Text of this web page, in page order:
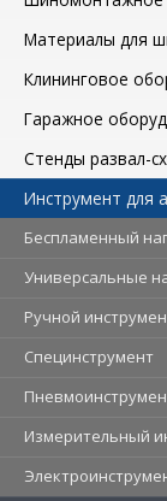
Материалы для
Клининговое
Гаражное
Стенды развал-
Инструмент для
Беспламенный
Универсальные
Ручной
Специнструмент
Измерительный